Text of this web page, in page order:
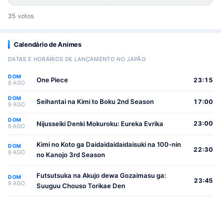
35 votos
Calendário de Animes
DATAS E HORÁRIOS DE LANÇAMENTO NO JAPÃO
DOM
9 AGO One Piece 23:15
DOM
9 AGO Seihantai na Kimi to Boku 2nd Season 17:00
DOM
9 AGO Nijusseiki Denki Mokuroku: Eureka Evrika 23:00
DOM
9 AGO
Kimi no Koto ga Daidaidaidaidaisuki na 100-nin
no Kanojo 3rd Season
22:30
DOM
9 AGO
Futsutsuka na Akujo dewa Gozaimasu ga:
Suuguu Chouso Torikae Den
23:45